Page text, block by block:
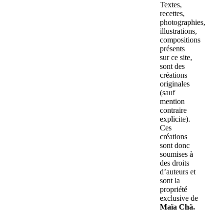
Textes,
recettes,
photographies,
illustrations,
compositions
présents
sur ce site,
sont des
créations
originales
(sauf
mention
contraire
explicite).
Ces
créations
sont donc
soumises à
des droits
d’auteurs et
sont la
propriété
exclusive de
Maïa Chä.